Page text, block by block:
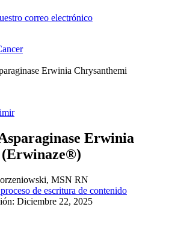
correo electrónico
Erwinia Chrysanthemi
Erwinia
MSN RN
de escritura de contenido
Diciembre 22, 2025